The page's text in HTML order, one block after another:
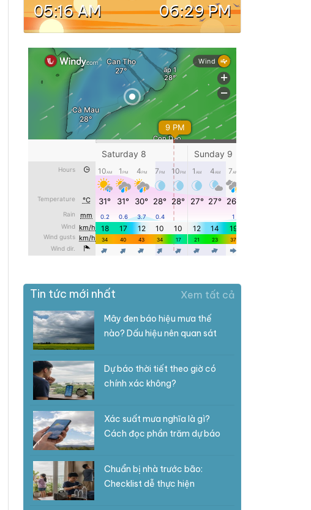
05:16 AM 06:29 PM
Tin tức mới nhất Xem tất cả
Mây đen báo hiệu mưa thế
nào? Dấu hiệu nên quan sát
Dự báo thời tiết theo giờ có
chính xác không?
Xác suất mưa nghĩa là gì?
Cách đọc phần trăm dự báo
Chuẩn bị nhà trước bão:
Checklist dễ thực hiện